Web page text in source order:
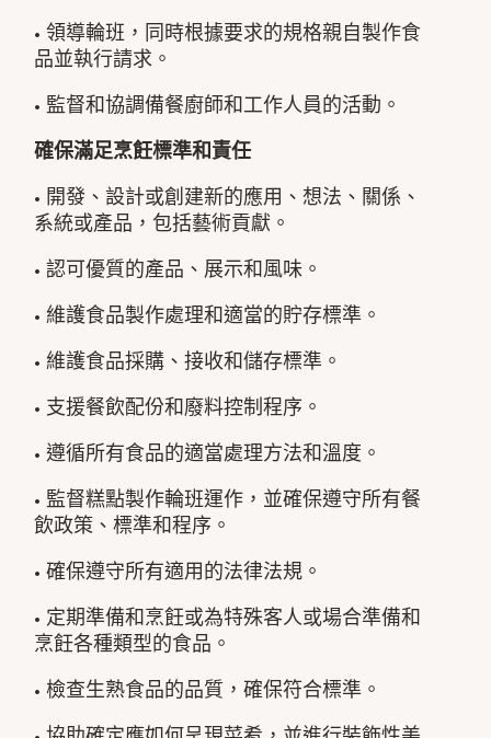
• 領導輪班，同時根據要求的規格親自製作食
品並執行請求。
• 監督和協調備餐廚師和工作人員的活動。
確保滿足烹飪標準和責任
• 開發、設計或創建新的應用、想法、關係、
系統或產品，包括藝術貢獻。
• 認可優質的產品、展示和風味。
• 維護食品製作處理和適當的貯存標準。
• 維護食品採購、接收和儲存標準。
• 支援餐飲配份和廢料控制程序。
• 遵循所有食品的適當處理方法和溫度。
• 監督糕點製作輪班運作，並確保遵守所有餐
飲政策、標準和程序。
• 確保遵守所有適用的法律法規。
• 定期準備和烹飪或為特殊客人或場合準備和
烹飪各種類型的食品。
• 檢查生熟食品的品質，確保符合標準。